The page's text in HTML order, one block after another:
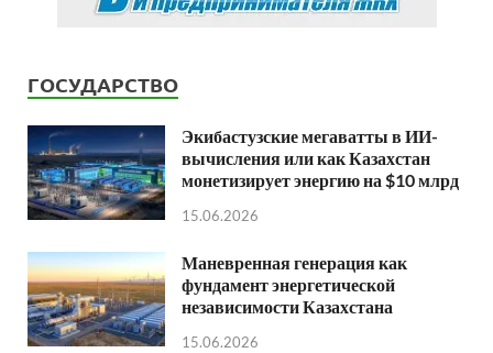
ГОСУДАРСТВО
Экибастузские мегаватты в ИИ-
вычисления или как Казахстан
монетизирует энергию на $10 млрд
15.06.2026
Маневренная генерация как
фундамент энергетической
независимости Казахстана
15.06.2026